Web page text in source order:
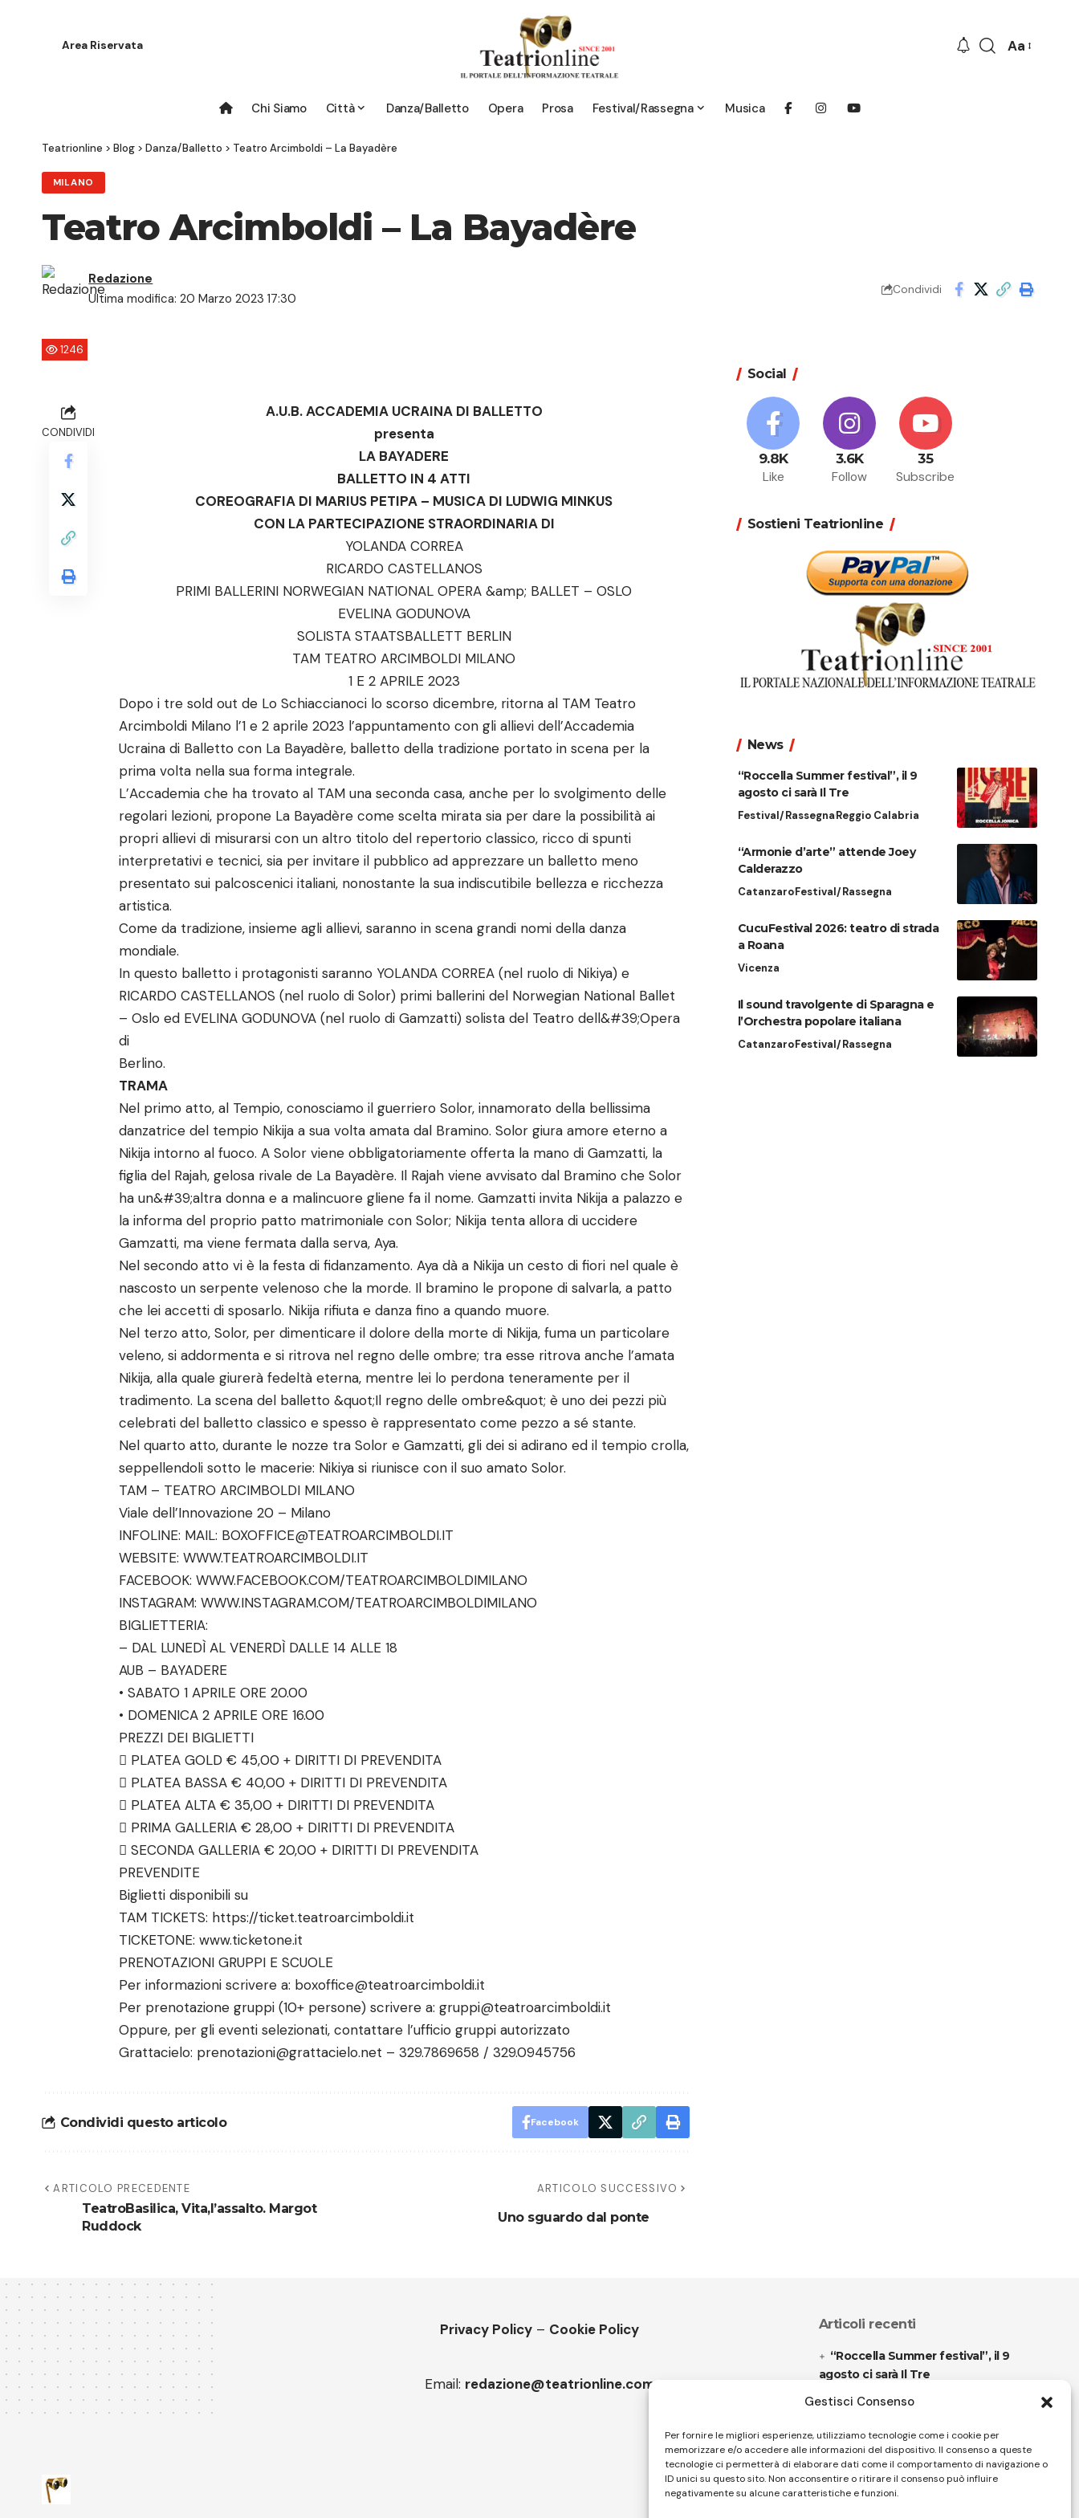
Gestisci Consenso
Per fornire le migliori esperienze, utilizziamo tecnologie come i cookie per
memorizzare e/o accedere alle informazioni del dispositivo. Il consenso a queste
tecnologie ci permetterà di elaborare dati come il comportamento di navigazione o
ID unici su questo sito. Non acconsentire o ritirare il consenso può influire
negativamente su alcune caratteristiche e funzioni.
Area Riservata
Font
Aa
Chi Siamo Città Danza/Balletto Opera Prosa Festival/Rassegna Musica
Teatrionline > Blog > Danza/Balletto > Teatro Arcimboldi – La Bayadère
MILANO
Teatro Arcimboldi – La Bayadère
Ultima modifica: 20 Marzo 2023 17:30
Redazione
Condividi
1246
CONDIVIDI
A.U.B. ACCADEMIA UCRAINA DI BALLETTO
presenta
LA BAYADERE
BALLETTO IN 4 ATTI
COREOGRAFIA DI MARIUS PETIPA – MUSICA DI LUDWIG MINKUS
CON LA PARTECIPAZIONE STRAORDINARIA DI
YOLANDA CORREA
RICARDO CASTELLANOS
PRIMI BALLERINI NORWEGIAN NATIONAL OPERA &amp; BALLET – OSLO
EVELINA GODUNOVA
SOLISTA STAATSBALLETT BERLIN
TAM TEATRO ARCIMBOLDI MILANO
1 E 2 APRILE 2023
Dopo i tre sold out de Lo Schiaccianoci lo scorso dicembre, ritorna al TAM Teatro
Arcimboldi Milano l’1 e 2 aprile 2023 l’appuntamento con gli allievi dell’Accademia
Ucraina di Balletto con La Bayadère, balletto della tradizione portato in scena per la
prima volta nella sua forma integrale.
L’Accademia che ha trovato al TAM una seconda casa, anche per lo svolgimento delle
regolari lezioni, propone La Bayadère come scelta mirata sia per dare la possibilità ai
propri allievi di misurarsi con un altro titolo del repertorio classico, ricco di spunti
interpretativi e tecnici, sia per invitare il pubblico ad apprezzare un balletto meno
presentato sui palcoscenici italiani, nonostante la sua indiscutibile bellezza e ricchezza
artistica.
Come da tradizione, insieme agli allievi, saranno in scena grandi nomi della danza
mondiale.
In questo balletto i protagonisti saranno YOLANDA CORREA (nel ruolo di Nikiya) e
RICARDO CASTELLANOS (nel ruolo di Solor) primi ballerini del Norwegian National Ballet
– Oslo ed EVELINA GODUNOVA (nel ruolo di Gamzatti) solista del Teatro dell&#39;Opera
di
Berlino.
TRAMA
Nel primo atto, al Tempio, conosciamo il guerriero Solor, innamorato della bellissima
danzatrice del tempio Nikija a sua volta amata dal Bramino. Solor giura amore eterno a
Nikija intorno al fuoco. A Solor viene obbligatoriamente offerta la mano di Gamzatti, la
figlia del Rajah, gelosa rivale de La Bayadère. Il Rajah viene avvisato dal Bramino che Solor
ha un&#39;altra donna e a malincuore gliene fa il nome. Gamzatti invita Nikija a palazzo e
la informa del proprio patto matrimoniale con Solor; Nikija tenta allora di uccidere
Gamzatti, ma viene fermata dalla serva, Aya.
Nel secondo atto vi è la festa di fidanzamento. Aya dà a Nikija un cesto di fiori nel quale è
nascosto un serpente velenoso che la morde. Il bramino le propone di salvarla, a patto
che lei accetti di sposarlo. Nikija rifiuta e danza fino a quando muore.
Nel terzo atto, Solor, per dimenticare il dolore della morte di Nikija, fuma un particolare
veleno, si addormenta e si ritrova nel regno delle ombre; tra esse ritrova anche l’amata
Nikija, alla quale giurerà fedeltà eterna, mentre lei lo perdona teneramente per il
tradimento. La scena del balletto &quot;Il regno delle ombre&quot; è uno dei pezzi più
celebrati del balletto classico e spesso è rappresentato come pezzo a sé stante.
Nel quarto atto, durante le nozze tra Solor e Gamzatti, gli dei si adirano ed il tempio crolla,
seppellendoli sotto le macerie: Nikiya si riunisce con il suo amato Solor.
TAM – TEATRO ARCIMBOLDI MILANO
Viale dell’Innovazione 20 – Milano
INFOLINE: MAIL: BOXOFFICE@TEATROARCIMBOLDI.IT
WEBSITE: WWW.TEATROARCIMBOLDI.IT
FACEBOOK: WWW.FACEBOOK.COM/TEATROARCIMBOLDIMILANO
INSTAGRAM: WWW.INSTAGRAM.COM/TEATROARCIMBOLDIMILANO
BIGLIETTERIA:
– DAL LUNEDÌ AL VENERDÌ DALLE 14 ALLE 18
AUB – BAYADERE
• SABATO 1 APRILE ORE 20.00
• DOMENICA 2 APRILE ORE 16.00
PREZZI DEI BIGLIETTI
 PLATEA GOLD € 45,00 + DIRITTI DI PREVENDITA
 PLATEA BASSA € 40,00 + DIRITTI DI PREVENDITA
 PLATEA ALTA € 35,00 + DIRITTI DI PREVENDITA
 PRIMA GALLERIA € 28,00 + DIRITTI DI PREVENDITA
 SECONDA GALLERIA € 20,00 + DIRITTI DI PREVENDITA
PREVENDITE
Biglietti disponibili su
TAM TICKETS: https://ticket.teatroarcimboldi.it
TICKETONE: www.ticketone.it
PRENOTAZIONI GRUPPI E SCUOLE
Per informazioni scrivere a: boxoffice@teatroarcimboldi.it
Per prenotazione gruppi (10+ persone) scrivere a: gruppi@teatroarcimboldi.it
Oppure, per gli eventi selezionati, contattare l’ufficio gruppi autorizzato
Grattacielo: prenotazioni@grattacielo.net – 329.7869658 / 329.0945756
Condividi questo articolo Facebook
ARTICOLO PRECEDENTE
TeatroBasilica, Vita,l’assalto. Margot
Ruddock
ARTICOLO SUCCESSIVO
Uno sguardo dal ponte
Social
9.8K
Like
3.6K
Follow
35
Subscribe
Sostieni Teatrionline
News
“Roccella Summer festival”, il 9
agosto ci sarà Il Tre
Festival/RassegnaReggio Calabria
“Armonie d’arte” attende Joey
Calderazzo
CatanzaroFestival/Rassegna
CucuFestival 2026: teatro di strada
a Roana
Vicenza
Il sound travolgente di Sparagna e
l’Orchestra popolare italiana
CatanzaroFestival/Rassegna
Privacy Policy – Cookie Policy
Email: redazione@teatrionline.com
Articoli recenti
“Roccella Summer festival”, il 9
agosto ci sarà Il Tre
“Armonie d’arte” attende Joey
Follow US